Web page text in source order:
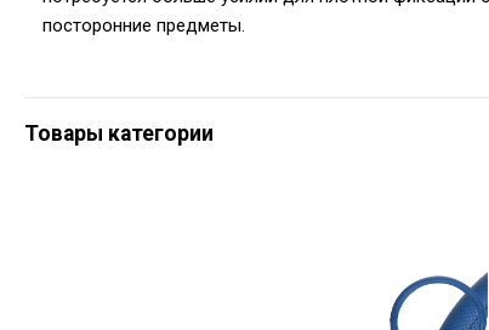
посторонние предметы.
Товары категории